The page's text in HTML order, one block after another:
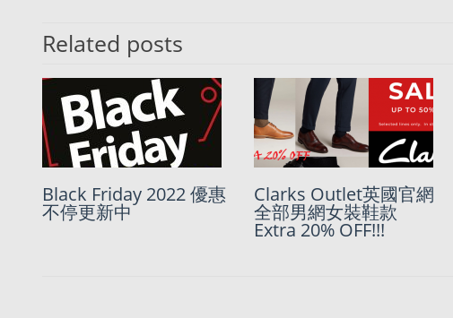
Related posts
【運輸升級】到達香港
後一至兩日運到你手中
【ZOZOTOWN】0.07
匯率(7算)走天涯！唔收
手續費！
Black Friday 2022 優惠
不停更新中
Clarks Outlet英國官網
全部男網女裝鞋款
Extra 20% OFF!!!